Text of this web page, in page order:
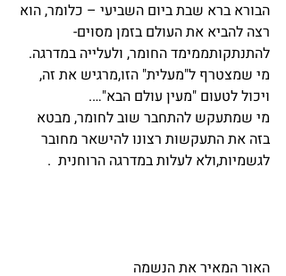
הבורא ברא שבת ביום השביעי – כלומר, הוא
רצה להביא את העולם בזמן מסוים-
להתנתקותממימד החומר, ולעלייה במדרגה.
מי שמצטרף ל"מעלית" הזו,מרגיש את זה,
ויכול לטעום "מעין עולם הבא"….
מי שמתעקש להתחבר שוב לחומר, מבטא
בזה את התעקשות רצונו להישאר מחובר
לגשמיות,ולא לעלות במדרגה הרוחנית  .
האור המאיר את הנשמה